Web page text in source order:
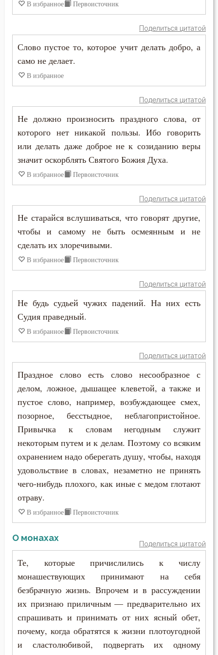
Праведность
Празднословие
Прелюбодеяние
Привычки
Приметы
Причастие
Промысел Божий
Прошение
Пьянство
Радость
Раздражительность
Раскаяние
Раскол
Рассеянность
Рождество
Роскошь
Самолюбие
Самомнение
Святость
Священники
Семья
В избранное Первоисточник
Поделиться цитатой
Слово пустое то, которое учит делать добро, а
само не делает.
В избранное
Поделиться цитатой
Не должно произносить праздного слова, от
которого нет никакой пользы. Ибо говорить
или делать даже доброе не к созиданию веры
значит оскорблять Святого Божия Духа.
В избранное Первоисточник
Поделиться цитатой
Не старайся вслушиваться, что говорят другие,
чтобы и самому не быть осмеянным и не
сделать их злоречивыми.
В избранное Первоисточник
Поделиться цитатой
Не будь судьей чужих падений. На них есть
Судия праведный.
В избранное Первоисточник
Поделиться цитатой
Праздное слово есть слово несообразное с
делом, ложное, дышащее клеветой, а также и
пустое слово, например, возбуждающее смех,
позорное, бесстыдное, неблагопристойное.
Привычка к словам негодным служит
некоторым путем и к делам. Поэтому со всяким
охранением надо оберегать душу, чтобы, находя
удовольствие в словах, незаметно не принять
чего-нибудь плохого, как иные с медом глотают
отраву.
В избранное Первоисточник
О монахах
Поделиться цитатой
Те, которые причислились к числу
монашествующих принимают на себя
безбрачную жизнь. Впрочем и в рассуждении
их признаю приличным — предварительно их
спрашивать и принимать от них ясный обет,
почему, когда обратятся к жизни плотоугодной
и сластолюбивой, подвергать их одному